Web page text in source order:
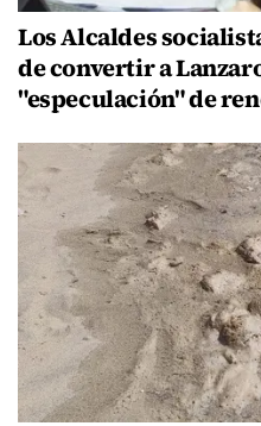
Los Alcaldes
de convertir a
"especulación" de